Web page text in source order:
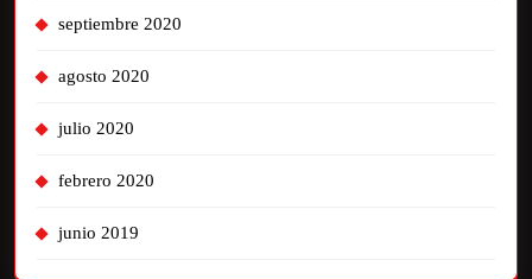
septiembre 2020
agosto 2020
julio 2020
febrero 2020
junio 2019